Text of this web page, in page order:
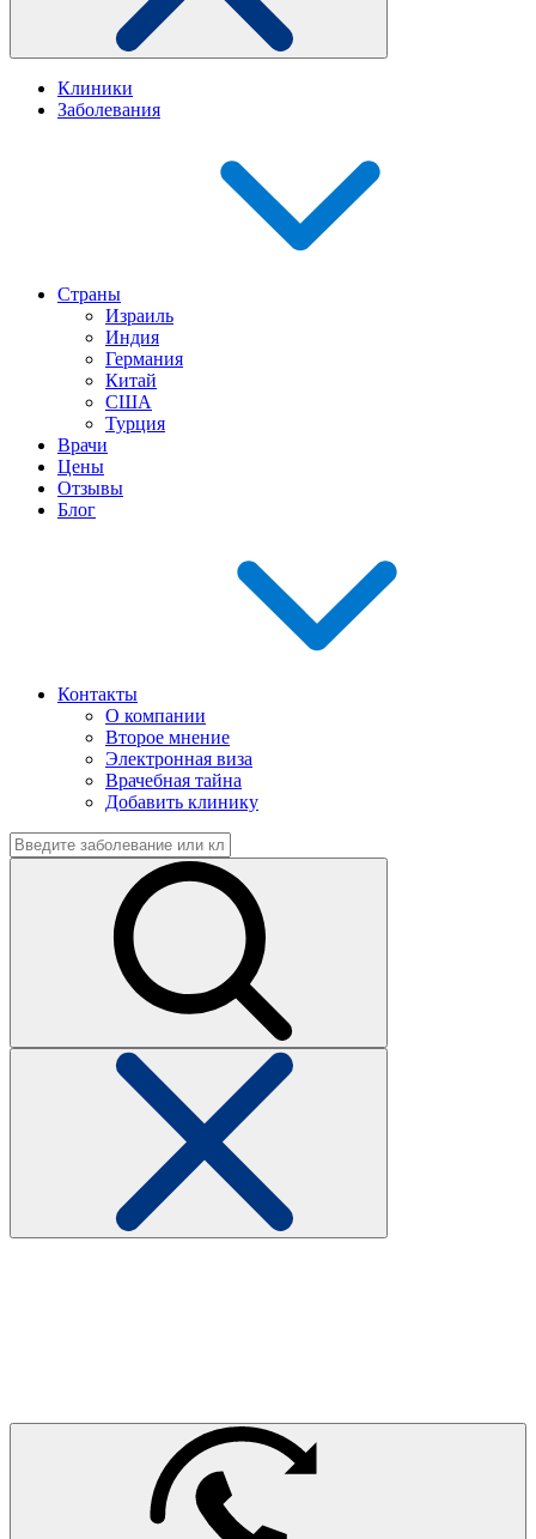
Клиники
Заболевания
Страны
Израиль
Индия
Германия
Китай
США
Турция
Врачи
Цены
Отзывы
Блог
Контакты
О компании
Второе мнение
Электронная виза
Врачебная тайна
Добавить клинику